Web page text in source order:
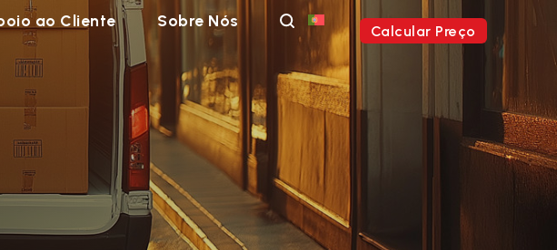
ao Cliente Sobre Nós
Calcular Preço